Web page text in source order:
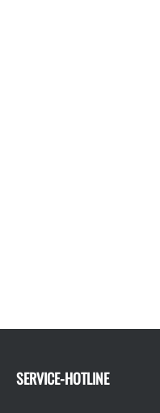
SERVICE-HOTLINE